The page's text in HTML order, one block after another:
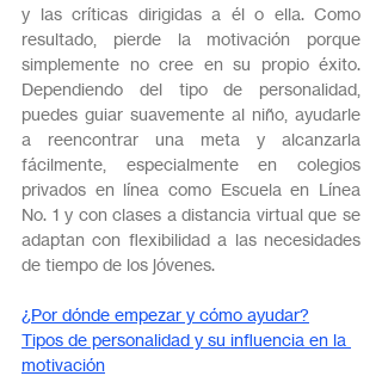
y las críticas dirigidas a él o ella. Como
resultado, pierde la motivación porque
simplemente no cree en su propio éxito.
Dependiendo del tipo de personalidad,
puedes guiar suavemente al niño, ayudarle
a reencontrar una meta y alcanzarla
fácilmente, especialmente en colegios
privados en línea como Escuela en Línea
No. 1 y con clases a distancia virtual que se
adaptan con flexibilidad a las necesidades
de tiempo de los jóvenes.
¿Por dónde empezar y cómo ayudar?
Tipos de personalidad y su influencia en la
motivación